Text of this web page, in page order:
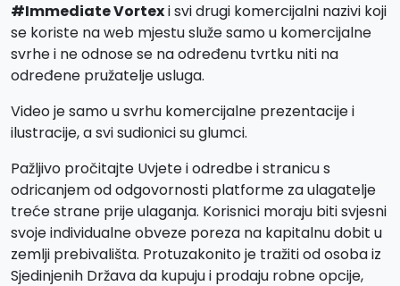
#Immediate Vortexi svi drugi komercijalni nazivi koji
se koriste na web mjestu služe samo u komercijalne
svrhe i ne odnose se na određenu tvrtku niti na
određene pružatelje usluga.
Video je samo u svrhu komercijalne prezentacije i
ilustracije, a svi sudionici su glumci.
Pažljivo pročitajte Uvjete i odredbe i stranicu s
odricanjem od odgovornosti platforme za ulagatelje
treće strane prije ulaganja. Korisnici moraju biti svjesni
svoje individualne obveze poreza na kapitalnu dobit u
zemlji prebivališta. Protuzakonito je tražiti od osoba iz
Sjedinjenih Država da kupuju i prodaju robne opcije,